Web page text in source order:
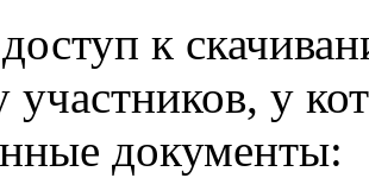
к
участников, у
документы: